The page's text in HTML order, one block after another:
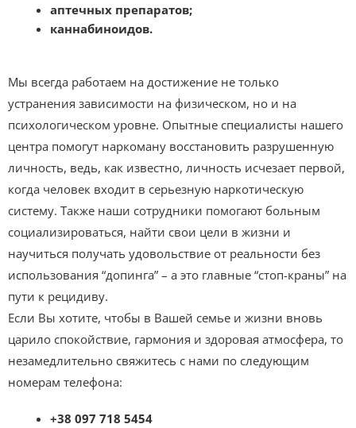
аптечных препаратов;
каннабиноидов.
Мы всегда работаем на достижение не только
устранения зависимости на физическом, но и на
психологическом уровне. Опытные специалисты нашего
центра помогут наркоману восстановить разрушенную
личность, ведь, как известно, личность исчезает первой,
когда человек входит в серьезную наркотическую
систему. Также наши сотрудники помогают больным
социализироваться, найти свои цели в жизни и
научиться получать удовольствие от реальности без
использования “допинга” – а это главные “стоп-краны” на
пути к рецидиву.
Если Вы хотите, чтобы в Вашей семье и жизни вновь
царило спокойствие, гармония и здоровая атмосфера, то
незамедлительно свяжитесь с нами по следующим
номерам телефона:
+38 097 718 5454